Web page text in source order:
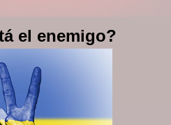
el enemigo?